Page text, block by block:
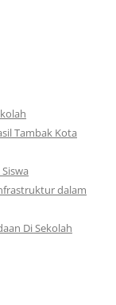
Tambak Kota
dalam
Di Sekolah